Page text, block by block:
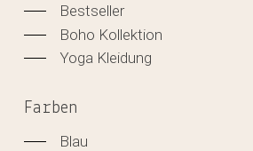
Bestseller
Boho Kollektion
Yoga Kleidung
Farben
Blau